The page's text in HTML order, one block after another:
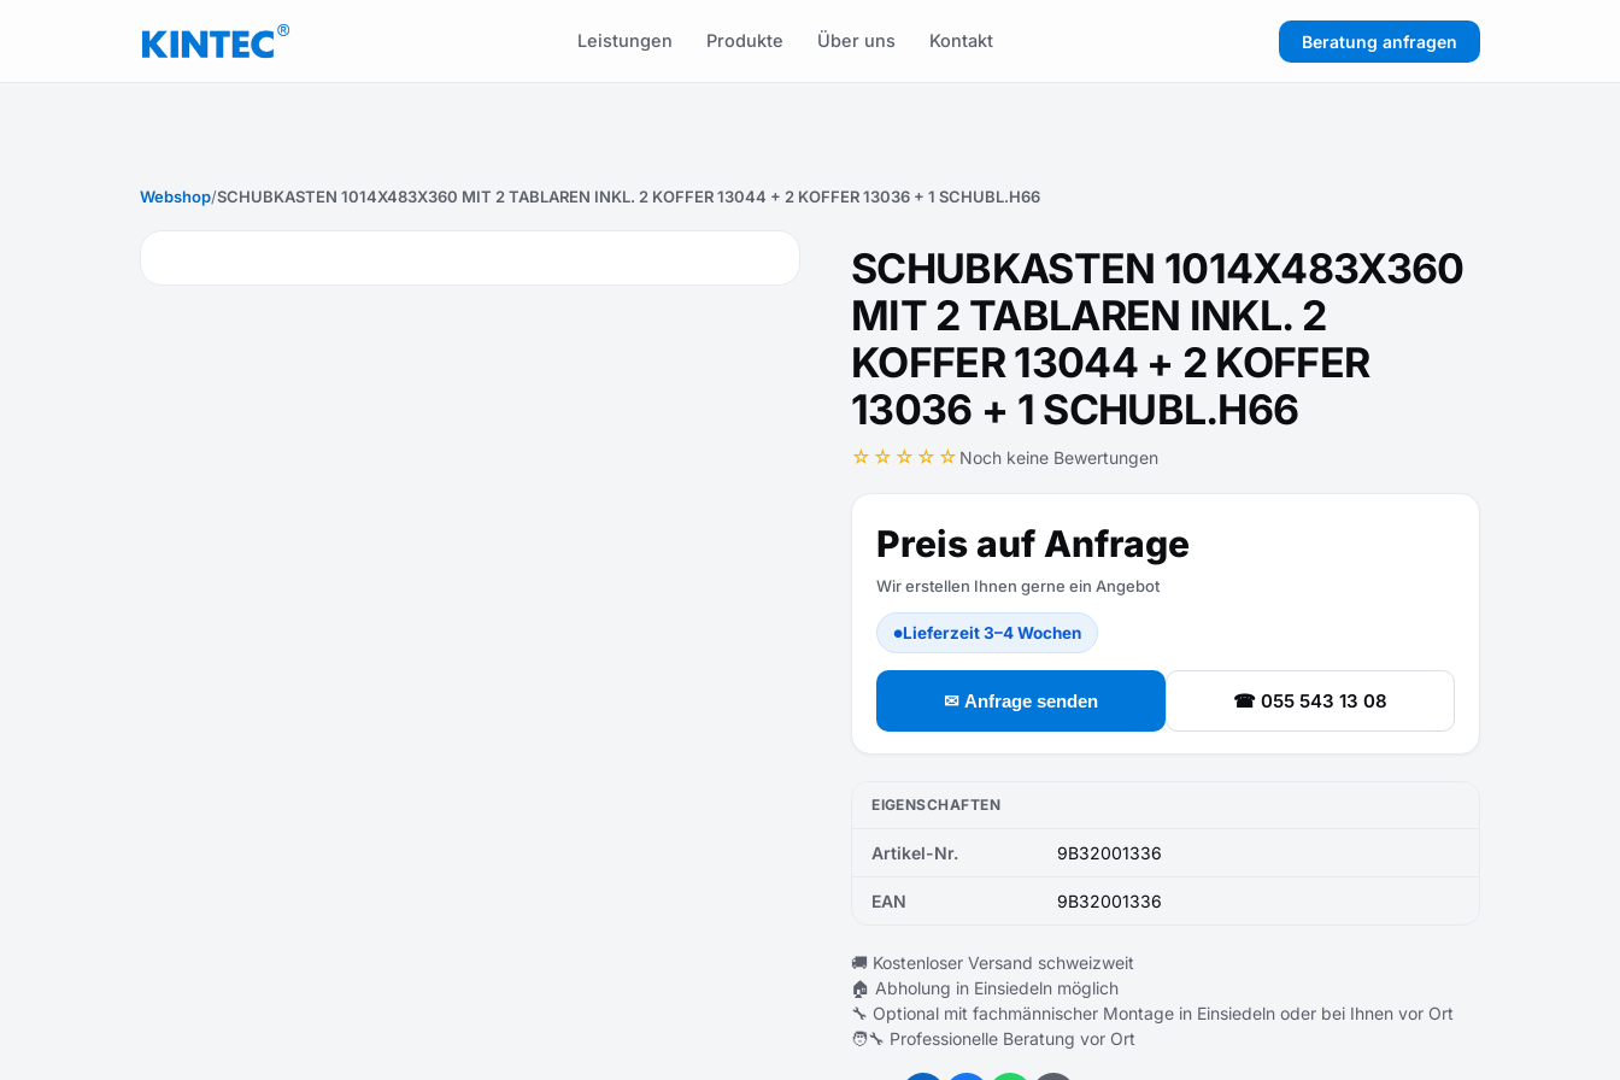
Leistungen Produkte Über uns Kontakt Beratung anfragen
Webshop/SCHUBKASTEN 1014X483X360 MIT 2 TABLAREN INKL. 2 KOFFER 13044 + 2 KOFFER 13036 + 1 SCHUBL.H66
SCHUBKASTEN 1014X483X360
MIT 2 TABLAREN INKL. 2
KOFFER 13044 + 2 KOFFER
13036 + 1 SCHUBL.H66
☆☆☆☆☆ Noch keine Bewertungen
Preis auf Anfrage
Wir erstellen Ihnen gerne ein Angebot
●Lieferzeit 3–4 Wochen
✉ Anfrage senden ☎ 055 543 13 08
EIGENSCHAFTEN
Artikel-Nr. 9B32001336
EAN 9B32001336
🚚 Kostenloser Versand schweizweit
🏠 Abholung in Einsiedeln möglich
🔧 Optional mit fachmännischer Montage in Einsiedeln oder bei Ihnen vor Ort
🧑‍🔧 Professionelle Beratung vor Ort